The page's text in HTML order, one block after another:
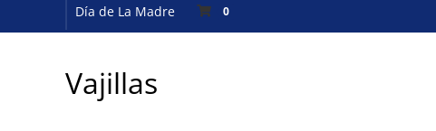
Día de La Madre 0
Vajillas